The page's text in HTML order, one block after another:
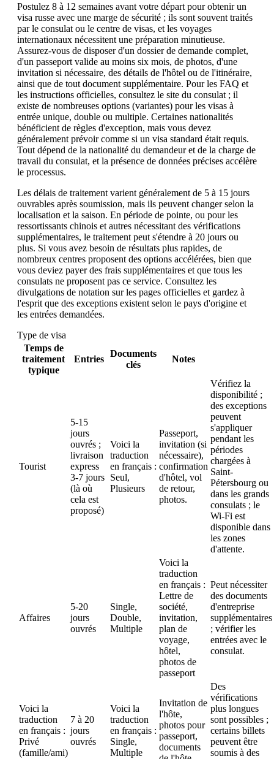
Postulez 8 à 12 semaines avant votre départ pour obtenir un
visa russe avec une marge de sécurité ; ils sont souvent traités
par le consulat ou le centre de visas, et les voyages
internationaux nécessitent une préparation minutieuse.
Assurez-vous de disposer d'un dossier de demande complet,
d'un passeport valide au moins six mois, de photos, d'une
invitation si nécessaire, des détails de l'hôtel ou de l'itinéraire,
ainsi que de tout document supplémentaire. Pour les FAQ et
les instructions officielles, consultez le site du consulat ; il
existe de nombreuses options (variantes) pour les visas à
entrée unique, double ou multiple. Certaines nationalités
bénéficient de règles d'exception, mais vous devez
généralement prévoir comme si un visa standard était requis.
Tout dépend de la nationalité du demandeur et de la charge de
travail du consulat, et la présence de données précises accélère
le processus.
Les délais de traitement varient généralement de 5 à 15 jours
ouvrables après soumission, mais ils peuvent changer selon la
localisation et la saison. En période de pointe, ou pour les
ressortissants chinois et autres nécessitant des vérifications
supplémentaires, le traitement peut s'étendre à 20 jours ou
plus. Si vous avez besoin de résultats plus rapides, de
nombreux centres proposent des options accélérées, bien que
vous deviez payer des frais supplémentaires et que tous les
consulats ne proposent pas ce service. Consultez les
divulgations de notation sur les pages officielles et gardez à
l'esprit que des exceptions existent selon le pays d'origine et
les entrées demandées.
Type de visa
Temps de
traitement
typique
Entries
Documents
clés
Notes
Tourist
5-15
jours
ouvrés ;
livraison
express
3-7 jours
(là où
cela est
proposé)
Voici la
traduction
en français :
Seul,
Plusieurs
Passeport,
invitation (si
nécessaire),
confirmation
d'hôtel, vol
de retour,
photos.
Vérifiez la
disponibilité ;
des exceptions
peuvent
s'appliquer
pendant les
périodes
chargées à
Saint-
Pétersbourg ou
dans les grands
consulats ; le
Wi-Fi est
disponible dans
les zones
d'attente.
Affaires
5-20
jours
ouvrés
Single,
Double,
Multiple
Voici la
traduction
en français :
Lettre de
société,
invitation,
plan de
voyage,
hôtel,
photos de
passeport
Peut nécessiter
des documents
d'entreprise
supplémentaires
; vérifier les
entrées avec le
consulat.
Voici la
traduction
en français :
Privé
(famille/ami)
7 à 20
jours
ouvrés
Voici la
traduction
en français :
Single,
Multiple
Invitation de
l'hôte,
photos pour
passeport,
documents
Des
vérifications
plus longues
sont possibles ;
certains billets
peuvent être
soumis à des